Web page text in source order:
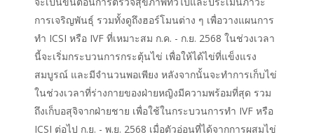
การเจริญพันธุ์ รวมทั้งดูถึงฮอร์โมนต่าง ๆ เพื่อวางแผนการ
ทำ ICSI หรือ IVF ที่เหมาะสม ก.ค. - ก.ย. 2568 ในช่วงเวลา
นี้จะเริ่มกระบวนการกระตุ้นไข่ เพื่อให้ได้ไข่ที่แข็งแรง
สมบูรณ์ และมีจำนวนพอเพียง หลังจากนั้นจะทำการเก็บไข่
ในช่วงเวลาที่ร่างกายของฝ่ายหญิงมีความพร้อมที่สุด รวม
ถึงเก็บอสุจิจากฝ่ายชาย เพื่อใช้ในกระบวนการทำ IVF หรือ
ICSI ต่อไป ก.ย. - พ.ย. 2568 เมื่อตัวอ่อนที่ได้จากการผสมไข่